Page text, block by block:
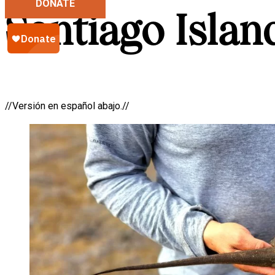
DONATE
Santiago
//Versión en español abajo.//